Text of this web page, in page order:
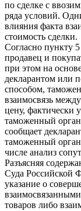
по сделке с
ряда условий.
влияния факта
стоимость сделки.
Согласно пункту
продавец и
при этом на
декларантом или
способом,
взаимосвязь
цену, фактически
таможенный
сообщает
таможенный
числе анализ
Разъясняя
Суда Российской
указание о
товаров либо